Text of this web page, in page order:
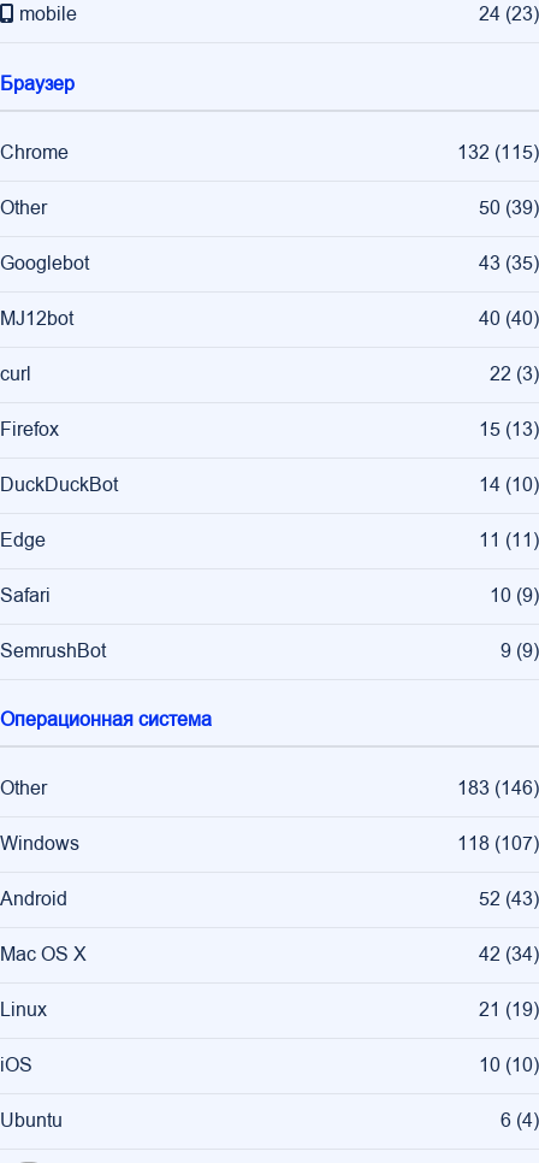
mobile 24 (23)
Браузер
Chrome 132 (115)
Other 50 (39)
Googlebot 43 (35)
MJ12bot 40 (40)
curl 22 (3)
Firefox 15 (13)
DuckDuckBot 14 (10)
Edge 11 (11)
Safari 10 (9)
SemrushBot 9 (9)
Операционная система
Other 183 (146)
Windows 118 (107)
Android 52 (43)
Mac OS X 42 (34)
Linux 21 (19)
iOS 10 (10)
Ubuntu 6 (4)